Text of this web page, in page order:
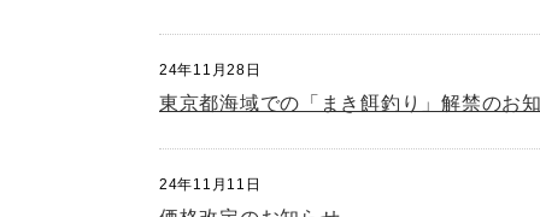
24年11月28日
東京都海域での「まき餌釣り」解禁のお
24年11月11日